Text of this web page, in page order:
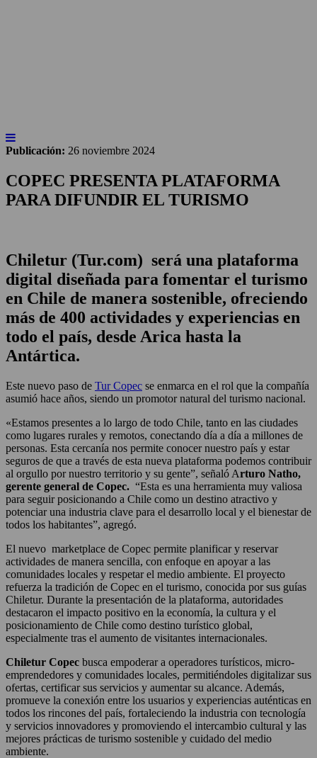
Publicación: 26 noviembre 2024
COPEC PRESENTA PLATAFORMA
PARA DIFUNDIR EL TURISMO
Chiletur (Tur.com) será una plataforma
digital diseñada para fomentar el turismo
en Chile de manera sostenible, ofreciendo
más de 400 actividades y experiencias en
todo el país, desde Arica hasta la
Antártica.
Este nuevo paso de Tur Copec se enmarca en el rol que la compañía
asumió hace años, siendo un promotor natural del turismo nacional.
«Estamos presentes a lo largo de todo Chile, tanto en las ciudades
como lugares rurales y remotos, conectando día a día a millones de
personas. Esta cercanía nos permite conocer nuestro país y estar
seguros de que a través de esta nueva plataforma podemos contribuir
al orgullo por nuestro territorio y su gente”, señaló Arturo Natho,
gerente general de Copec. “Esta es una herramienta muy valiosa
para seguir posicionando a Chile como un destino atractivo y
potenciar una industria clave para el desarrollo local y el bienestar de
todos los habitantes”, agregó.
El nuevo marketplace de Copec permite planificar y reservar
actividades de manera sencilla, con enfoque en apoyar a las
comunidades locales y respetar el medio ambiente. El proyecto
refuerza la tradición de Copec en el turismo, conocida por sus guías
Chiletur. Durante la presentación de la plataforma, autoridades
destacaron el impacto positivo en la economía, la cultura y el
posicionamiento de Chile como destino turístico global,
especialmente tras el aumento de visitantes internacionales.
Chiletur Copec busca empoderar a operadores turísticos, micro-
emprendedores y comunidades locales, permitiéndoles digitalizar sus
ofertas, certificar sus servicios y aumentar su alcance. Además,
promueve la conexión entre los usuarios y experiencias auténticas en
todos los rincones del país, fortaleciendo la industria con tecnología
y servicios innovadores y promoviendo el intercambio cultural y las
mejores prácticas de turismo sostenible y cuidado del medio
ambiente.